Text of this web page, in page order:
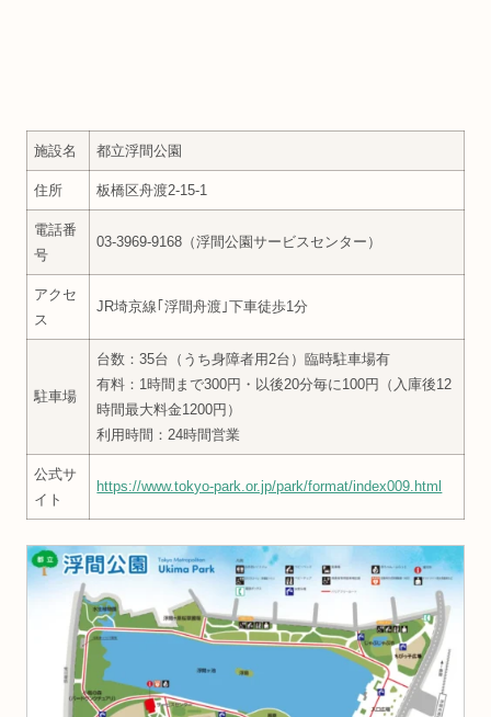
施設名 都立浮間公園
住所 板橋区舟渡2-15-1
電話番
号
03-3969-9168（浮間公園サービスセンター）
アクセ
ス
JR埼京線｢浮間舟渡｣下車徒歩1分
駐車場
台数：35台（うち身障者用2台）臨時駐車場有
有料：1時間まで300円・以後20分毎に100円（入庫後12
時間最大料金1200円）
利用時間：24時間営業
公式サ
イト
https://www.tokyo-park.or.jp/park/format/index009.html